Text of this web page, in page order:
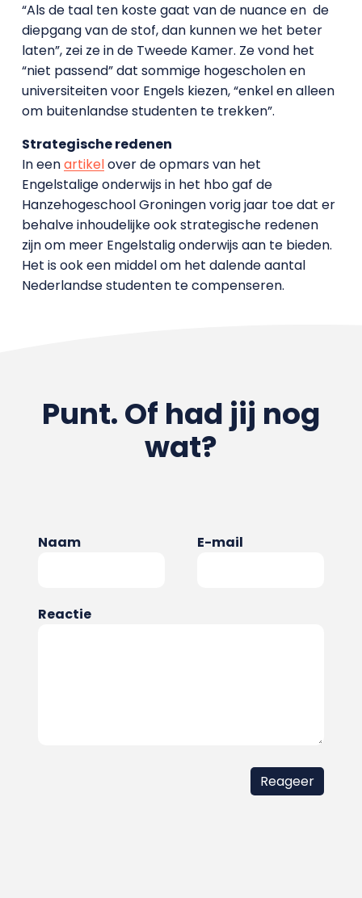
“Als de taal ten koste gaat van de nuance en de
diepgang van de stof, dan kunnen we het beter
laten”, zei ze in de Tweede Kamer. Ze vond het
“niet passend” dat sommige hogescholen en
universiteiten voor Engels kiezen, “enkel en alleen
om buitenlandse studenten te trekken”.
Strategische redenen
In eenartikelover de opmars van het
Engelstalige onderwijs in het hbo gaf de
Hanzehogeschool Groningen vorig jaar toe dat er
behalve inhoudelijke ook strategische redenen
zijn om meer Engelstalig onderwijs aan te bieden.
Het is ook een middel om het dalende aantal
Nederlandse studenten te compenseren.
Punt. Of had jij nog
wat?
Naam E-mail
Reactie